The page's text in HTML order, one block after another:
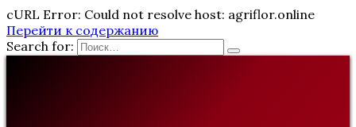
cURL Error: Could not resolve host: agriflor.online
Перейти к содержанию
Search for: